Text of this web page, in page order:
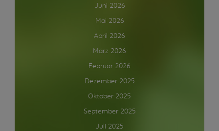
Juni 2026
Mai 2026
April 2026
März 2026
Februar 2026
Dezember 2025
Oktober 2025
September 2025
Juli 2025